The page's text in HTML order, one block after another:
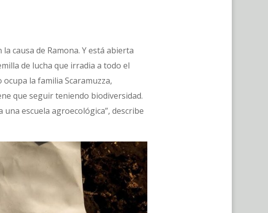
causa de Ramona. Y está abierta
de lucha que irradia a todo el
la familia Scaramuzza,
que seguir teniendo biodiversidad.
escuela agroecológica”, describe